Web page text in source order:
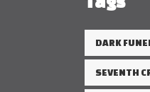
DARK
SEVENTH